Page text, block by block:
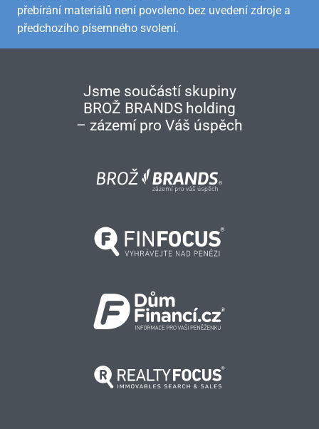
přebírání materiálů není povoleno bez uvedení zdroje a
předchozího písemného svolení.
Jsme součástí skupiny
BROŽ BRANDS holding
– zázemí pro Váš úspěch